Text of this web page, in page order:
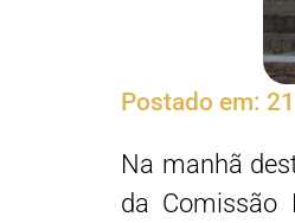
Postado em:
Na manhã
da Comissão